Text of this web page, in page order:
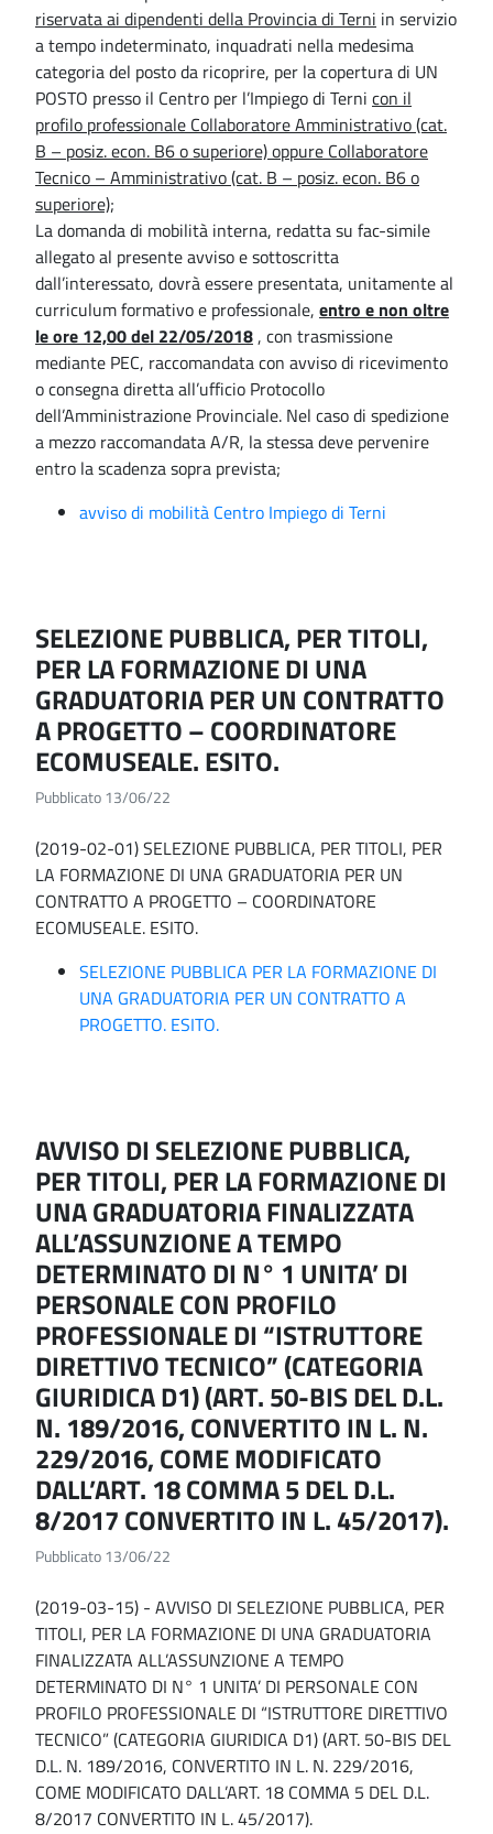
riservata ai dipendenti della Provincia di Terni in servizio
a tempo indeterminato, inquadrati nella medesima
categoria del posto da ricoprire, per la copertura di UN
POSTO presso il Centro per l’Impiego di Terni con il
profilo professionale Collaboratore Amministrativo (cat.
B – posiz. econ. B6 o superiore) oppure Collaboratore
Tecnico – Amministrativo (cat. B – posiz. econ. B6 o
superiore);
La domanda di mobilità interna, redatta su fac-simile
allegato al presente avviso e sottoscritta
dall’interessato, dovrà essere presentata, unitamente al
curriculum formativo e professionale, entro e non oltre
le ore 12,00 del 22/05/2018, con trasmissione
mediante PEC, raccomandata con avviso di ricevimento
o consegna diretta all’ufficio Protocollo
dell’Amministrazione Provinciale. Nel caso di spedizione
a mezzo raccomandata A/R, la stessa deve pervenire
entro la scadenza sopra prevista;
avviso di mobilità Centro Impiego di Terni
SELEZIONE PUBBLICA, PER TITOLI,
PER LA FORMAZIONE DI UNA
GRADUATORIA PER UN CONTRATTO
A PROGETTO – COORDINATORE
ECOMUSEALE. ESITO.
Pubblicato 13/06/22
(2019-02-01) SELEZIONE PUBBLICA, PER TITOLI, PER
LA FORMAZIONE DI UNA GRADUATORIA PER UN
CONTRATTO A PROGETTO – COORDINATORE
ECOMUSEALE. ESITO.
SELEZIONE PUBBLICA PER LA FORMAZIONE DI
UNA GRADUATORIA PER UN CONTRATTO A
PROGETTO. ESITO.
AVVISO DI SELEZIONE PUBBLICA,
PER TITOLI, PER LA FORMAZIONE DI
UNA GRADUATORIA FINALIZZATA
ALL’ASSUNZIONE A TEMPO
DETERMINATO DI N° 1 UNITA’ DI
PERSONALE CON PROFILO
PROFESSIONALE DI “ISTRUTTORE
DIRETTIVO TECNICO” (CATEGORIA
GIURIDICA D1) (ART. 50-BIS DEL D.L.
N. 189/2016, CONVERTITO IN L. N.
229/2016, COME MODIFICATO
DALL’ART. 18 COMMA 5 DEL D.L.
8/2017 CONVERTITO IN L. 45/2017).
Pubblicato 13/06/22
(2019-03-15) - AVVISO DI SELEZIONE PUBBLICA, PER
TITOLI, PER LA FORMAZIONE DI UNA GRADUATORIA
FINALIZZATA ALL’ASSUNZIONE A TEMPO
DETERMINATO DI N° 1 UNITA’ DI PERSONALE CON
PROFILO PROFESSIONALE DI “ISTRUTTORE DIRETTIVO
TECNICO” (CATEGORIA GIURIDICA D1) (ART. 50-BIS DEL
D.L. N. 189/2016, CONVERTITO IN L. N. 229/2016,
COME MODIFICATO DALL’ART. 18 COMMA 5 DEL D.L.
8/2017 CONVERTITO IN L. 45/2017).